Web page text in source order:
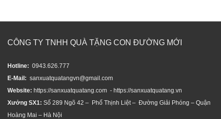
CÔNG TY TNHH QUÀ TẶNG CON ĐƯỜNG MỚI
Hotline: 0943.626.777
E-Mail: sanxuatquatangvn@gmail.com
Website: https://sanxuatquatang.com - https://sanxuatquatang.vn
Xưởng SX1: Số 289 Ngõ 42 – Phố Thịnh Liệt – Đường Giải Phóng – Quận
Hoàng Mai – Hà Nội